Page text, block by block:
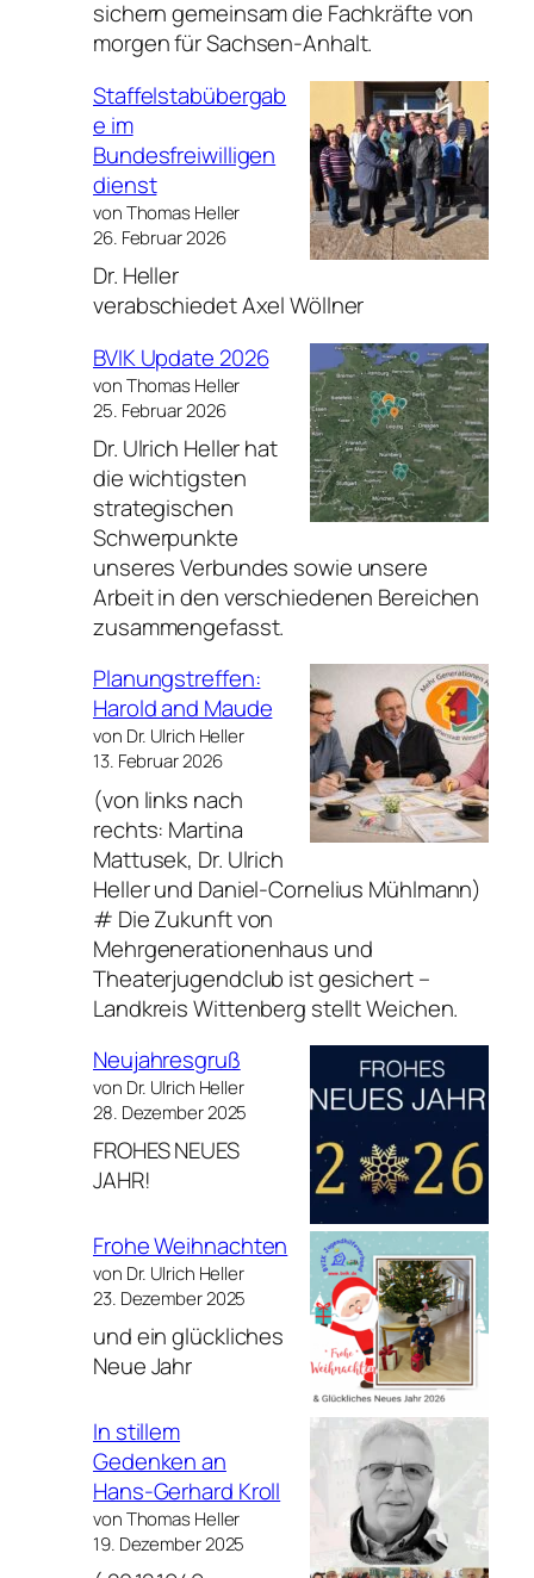
sichern gemeinsam die Fachkräfte von
morgen für Sachsen-Anhalt.
Staffelstabübergab
e im
Bundesfreiwilligen
dienst
von Thomas Heller
26. Februar 2026
Dr. Heller
verabschiedet Axel Wöllner
BVIK Update 2026
von Thomas Heller
25. Februar 2026
Dr. Ulrich Heller hat
die wichtigsten
strategischen
Schwerpunkte
unseres Verbundes sowie unsere
Arbeit in den verschiedenen Bereichen
zusammengefasst.
Planungstreffen:
Harold and Maude
von Dr. Ulrich Heller
13. Februar 2026
(von links nach
rechts: Martina
Mattusek, Dr. Ulrich
Heller und Daniel-Cornelius Mühlmann)
# Die Zukunft von
Mehrgenerationenhaus und
Theaterjugendclub ist gesichert –
Landkreis Wittenberg stellt Weichen.
Neujahresgruß
von Dr. Ulrich Heller
28. Dezember 2025
FROHES NEUES
JAHR!
Frohe Weihnachten
von Dr. Ulrich Heller
23. Dezember 2025
und ein glückliches
Neue Jahr
In stillem
Gedenken an
Hans-Gerhard Kroll
von Thomas Heller
19. Dezember 2025